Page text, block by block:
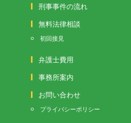
刑事事件の流れ
無料法律相談
初回接見
弁護士費用
事務所案内
お問い合わせ
プライバシーポリシー